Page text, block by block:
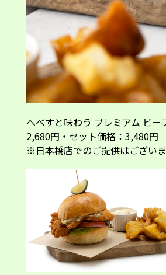
セットメニュー
お好きなバーガー1つとパタータ
＜選べるドリンク＞
・へべすジントニック＋500円
す ギムレット＋500円
・へべすスカッシュ ・へべすテ
ーラ
トークでは、プレミアムバーガ
触れられました。「厨房で試作